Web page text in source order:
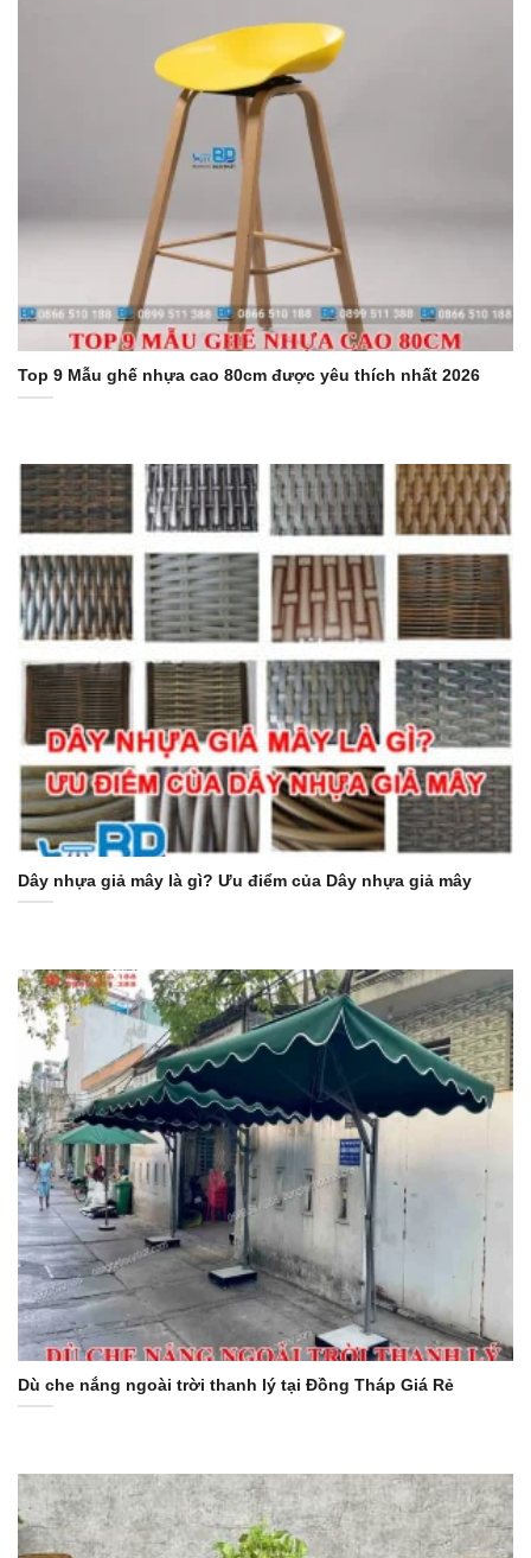
Top 9 Mẫu ghế nhựa cao 80cm được yêu thích nhất 2026
Dây nhựa giả mây là gì? Ưu điểm của Dây nhựa giả mây
Dù che nắng ngoài trời thanh lý tại Đồng Tháp Giá Rẻ